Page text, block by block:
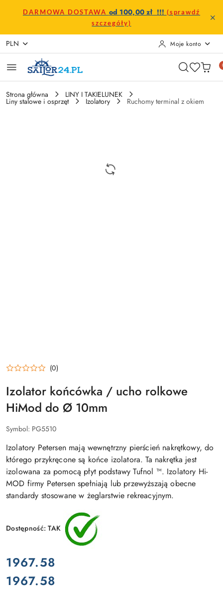
Przejdź do treści głównej
Przejdź do wyszukiwarki
Przejdź do moje konto
Przejdź do menu głównego
Przejdź do opisu produktu
Przejdź do stopki
DARMOWA DOSTAWA od 100,00 zł !!! (sprawdź
szczegóły)
PLN Moje konto
Strona główna LINY I TAKIELUNEK
Liny stalowe i osprzęt Izolatory Ruchomy terminal z okiem
(0)
Izolator końcówka / ucho rolkowe
HiMod do Ø 10mm
Symbol: PG5510
Izolatory Petersen mają wewnętrzny pierścień nakrętkowy, do
którego przykręcone są końce izolatora. Ta nakrętka jest
izolowana za pomocą płyt podstawy Tufnol ™. Izolatory Hi-
MOD firmy Petersen spełniają lub przewyższają obecne
standardy stosowane w żeglarstwie rekreacyjnym.
Dostępność:TAK
cena:
1967.58
Cena:
1967.58